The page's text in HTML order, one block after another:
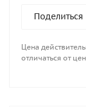
Поделиться
Цена
отличаться от